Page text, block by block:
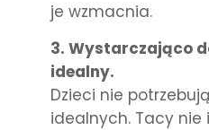
je wzmacnia.
3. Wystarczająco
idealny.
Dzieci nie
idealnych. Tacy nie